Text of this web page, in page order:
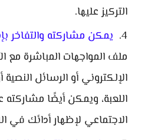
التركيز عليها.
يمكن مشاركته والتفاخر
ملف المواجهات المباشرة مع
الإلكتروني أو الرسائل
اللعبة، ويمكن أيضًا
الاجتماعي لإظهار أدائك في